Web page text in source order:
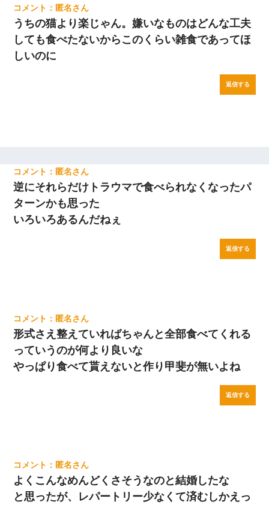
匿名
うちの猫より楽じゃん。嫌いなものはどんな工夫
しても食べたないからこのくらい雑食であってほ
しいのに
返信する
匿名
逆にそれらだけトラウマで食べられなくなったパ
ターンかも思った
いろいろあるんだねぇ
返信する
匿名
形式さえ整えていればちゃんと全部食べてくれる
っていうのが何より良いな
やっぱり食べて貰えないと作り甲斐が無いよね
返信する
匿名
よくこんなめんどくさそうなのと結婚したな
と思ったが、レパートリー少なくて済むしかえっ